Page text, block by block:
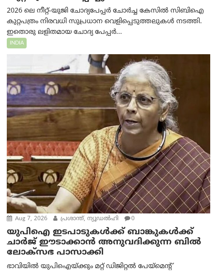
2026 ലെ നീറ്റ്-യുജി ചോദ്യപേപ്പർ ചോർച്ച കേസിൽ സിബിഐ
കുറ്റപത്രം നിരവധി സുപ്രധാന വെളിപ്പെടുത്തലുകൾ നടത്തി.
ഇതൊരു ലളിതമായ ചോദ്യ പേപ്പർ...
INDIA
Aug 7, 2026 പ്രശാന്ത്, ന്യൂഡല്‍ഹി 0
യുപിഐ ഇടപാടുകൾക്ക് ബാങ്കുകൾക്ക്
ചാർജ് ഈടാക്കാൻ അനുവദിക്കുന്ന ബിൽ
ലോക്‌സഭ പാസാക്കി
ഭാവിയിൽ യുപിഐയ്ക്കും മറ്റ് ഡിജിറ്റൽ പേയ്‌മെന്റ്